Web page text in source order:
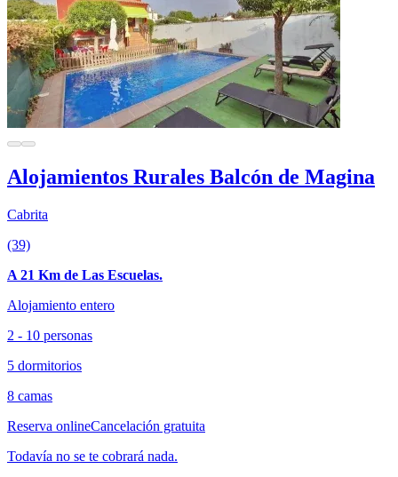
Alojamientos Rurales Balcón de Magina
Cabrita
(39)
A 21 Km de Las Escuelas.
Alojamiento entero
2 - 10 personas
5 dormitorios
8 camas
Reserva onlineCancelación gratuita
Todavía no se te cobrará nada.